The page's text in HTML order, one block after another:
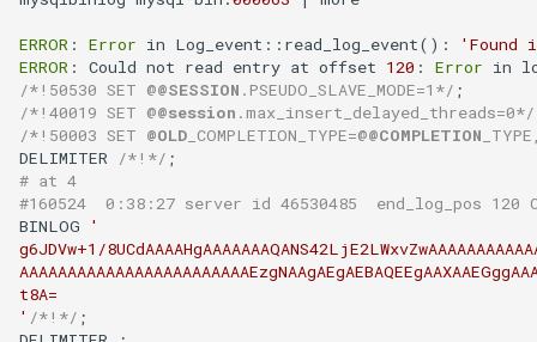
使用 Dify 开发AI应用
创建 AnythingLLM 个人知识
库
使用 DeepSeek-R1 模型写代
码
本地部署 DeepSeek-R1 模型
docker-compose 错误提示 无
法支持的版本
如何找到 Docker 中使用磁盘
最多的容器？
如何更改 Docker 网桥默认的
网段地址？
如何删除 无效的(none)
Docker镜像？
Ansible 使用循环完成重复性
任务
Ansible synchronize 模块
Ansible template 模块
Ansible 文件&拷贝模块
Ansible 批量更新 Ubuntu 内核
Ansible Playbook 安装
Ingress 配置 SSL证书
Kubernetes 集群-更新证书
Kubernetes 集群-维护节点
Kubernetes 集群-添加节点
Kubernetes 集群-删除节点
Kubernetes 集群-数据备份
Flask框架中使用Redis(三)
Flask框架中使用Redis(二)
Flask框架中使用Redis(一)
使用 Python 计算中位数
Mkdocs 谷歌字体加载失败
如何判断 Python 变量的类
XenServer删除只有一台主机
的主机池
XenServer 虚拟机安装 guest-
tools
Windows Server 2012R2 配置
Hyper-V
XenServer PV模式导致程序
coredump
Nginx 反向代理 Tomcat 错误
示例
Nginx 配置 WebSocket
使用
HTTP_X_FORWARDED_FOR
获取客户端IP地址
阿里云SLB HTTP to HTTPS
Nginx limit_rate 限速模块
SwitchyOmega插件
Ubuntu 安装 flash浏览器插件
Ubuntu 16.04 终端使用多标签
页
Ubuntu 安装 virtualbox 5.1
Ubuntu 音频编辑软件 audacity
Ubuntu 16.04 LTS
如何设置 Cisco 交换机时间?
ping Time to live exceeded
TCP time wait bucket table
overflow
使用RIP协议实现桌面到容器
网络通信
NAT网关支持pptp穿透
Jenkins 配置 Nodejs 持续集
成
Jenkins 配置 Gogs webhook
插件
使用 jenkins 与 docker 完成
java 项目持续集成
Jenkins 持续集成工具
Zabbix web scenarios
Zabbix latest data 排错好帮手
Zabbix 监控 Mysql慢查询日
志
Zabbix 监控 Redis 与
Memcache
Zabbix 主机克隆
Git clone 指定的分支
Git 更改远程地址协议
Git reset 版本回退
Git 钩子
php_codesniffer
Git merge 合并分支
MooseFS 2.x 常用命令
MooseFS 2.x 关闭及启动顺序
MooseFS 2.x 错误信息
MooseFS 2.x 分布式文件系统
部署手册
MegaSAS RAID卡管理程序
MegaCLI
Windows Server 2012R2
MPIO
Windows print 相关命令
Windows Server 2012R2 显示
网络图标
Windows 查看文件的隐藏属
性
Jenkins升级CVE-2017-
1000353
阿里云盾发现WebShell处理
过程
MySQL安全漏洞 CCVE-2016-
6662
没有VPC的阿里金融云安全
吗？
ERROR : Error in Log_event::read_log_event():
'Found
ERROR : Could not read entry at offset 120 : Error in
/*!50530 SET @@SESSION .PSEUDO_SLAVE_MODE=1*/
/*!40019 SET @@session .max_insert_delayed_threads=0*/
/*!50003 SET @OLD _COMPLETION_TYPE=@@COMPLETION
DELIMITER
/*!*/
# at 4
#160524  0:38:27 server id 46530485  end_log_pos
BINLOG
'
g6JDVw+1/
t8A=
' /*!*/ ;